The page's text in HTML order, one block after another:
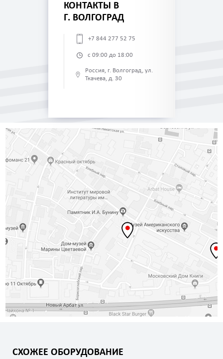
КОНТАКТЫ В
Г. ВОЛГОГРАД
+7 844 277 52 75
с 09:00 до 18:00
Россия, г. Волгоград, ул.
Ткачева, д. 30
СХОЖЕЕ ОБОРУДОВАНИЕ